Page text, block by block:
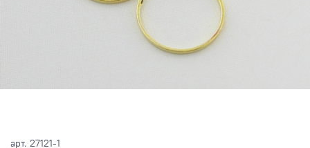
арт. 27121-1